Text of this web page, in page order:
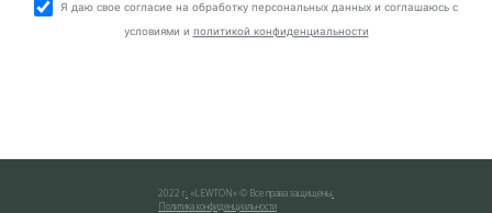
Я даю свое согласие на обработку персональных данных и соглашаюсь с
условиями и политикой конфиденциальности
2022 г «LEWTON» © Все права защищены
Политика конфиденциальности